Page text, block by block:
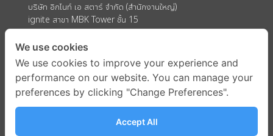
บริษัท อิกไนท์ เอ สตาร์ จำกัด (สำนักงานใหญ่)
ignite สาขา MBK Tower ชั้น 15
ถนนพญาไท แขวงวังใหม่ เขตปทุมวัน กรุงเทพมหานคร 10330
We use cookies
We use cookies to improve your experience and
performance on our website. You can manage your
preferences by clicking "Change Preferences".
Accept All